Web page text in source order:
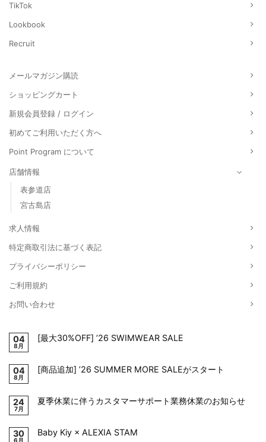
TikTok
Lookbook
Recruit
メールマガジン購読
ショッピングカート
新規会員登録 / ログイン
初めてご利用いただく方へ
Point Program について
店舗情報
表参道店
宮古島店
求人情報
特定商取引法に基づく表記
プライバシーポリシー
ご利用規約
お問い合わせ
04
8月
[最大30%OFF] ’26 SWIMWEAR SALE
04
8月
[商品追加] ’26 SUMMER MORE SALEがスタート
24
7月
夏季休業に伴うカスタマーサポート業務休業のお知らせ
30
6月
Baby Kiy × ALEXIA STAM